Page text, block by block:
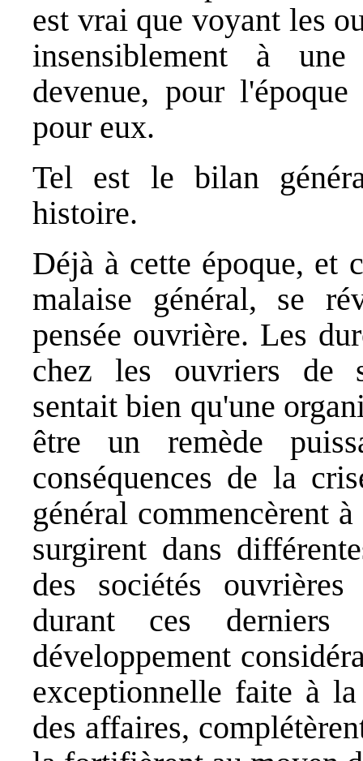
est vrai que voyant les
insensiblement à
devenue, pour
pour eux.
Tel est le bilan
histoire.
Déjà à cette époque, et
malaise général, se
pensée ouvrière. Les
chez les ouvriers de
sentait bien qu'une
être un remède
conséquences de la
général commencèrent
surgirent dans
des sociétés
durant ces
développement
exceptionnelle faite à
des affaires,